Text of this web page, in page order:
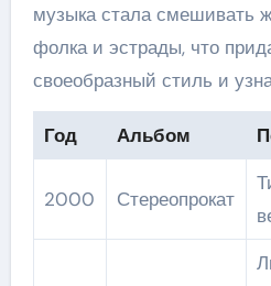
музыка стала смешивать
фолка и эстрады, что
своеобразный стиль и
Год Альбом
2000 Стереопрокат